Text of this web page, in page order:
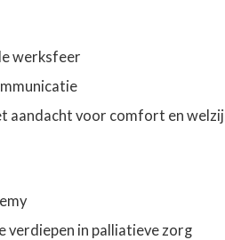
werksfeer
aandacht voor comfort en
verdiepen in palliatieve zorg